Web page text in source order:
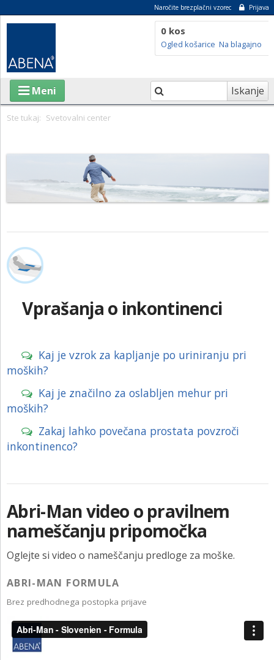
Naročite brezplačni vzorec Prijava
0 kos
Ogled košarice Na blagajno
Iskanje
Meni
BLOG
KONTAKT
NAROČITE BREZPLAČNI VZOREC
Ste tukaj: Svetovalni center
Vprašanja o inkontinenci
Kaj je vzrok za kapljanje po uriniranju pri
moških?
Kaj je značilno za oslabljen mehur pri
moških?
Zakaj lahko povečana prostata povzroči
inkontinenco?
Abri-Man video o pravilnem
nameščanju pripomočka
Oglejte si video o nameščanju predloge za moške.
ABRI-MAN FORMULA
Brez predhodnega postopka prijave